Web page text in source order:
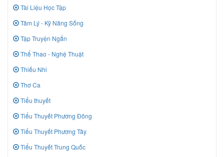
Tài Liệu Học Tập
Tâm Lý - Kỹ Năng Sống
Tập Truyện Ngắn
Thể Thao - Nghệ Thuật
Thiếu Nhi
Thơ Ca
Tiểu thuyết
Tiểu Thuyết Phương Đông
Tiểu Thuyết Phương Tây
Tiểu Thuyết Trung Quốc